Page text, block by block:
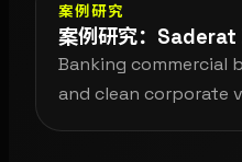
案例研究
案例研究：
Banking commercial
and clean corporate